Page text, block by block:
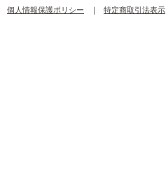
個人情報保護ポリシー ｜ 特定商取引法表示